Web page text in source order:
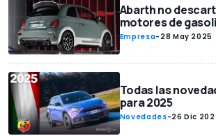
Abarth no
motores de
Empresa- 28 May 2025
Todas las
para 2025
Novedades-26 Dic